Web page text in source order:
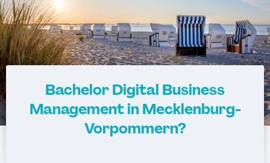
Bachelor Digital Business
Management in Mecklenburg-
Vorpommern?